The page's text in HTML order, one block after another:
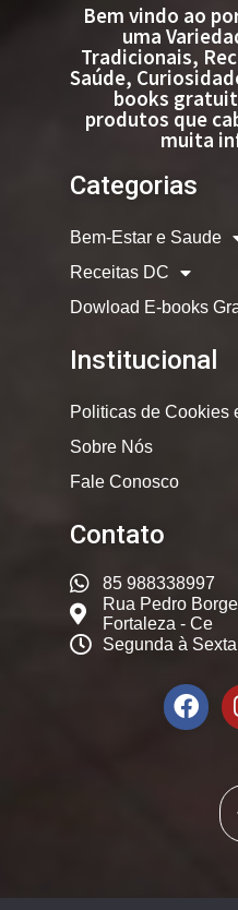
Bem vindo ao
uma
Tradicionais,
Saúde,
books
produtos que
muita
Categorias
Bem-Estar e Saude
Receitas DC
Dowload E-books
Institucional
Politicas de Cookies
Sobre Nós
Fale Conosco
Contato
85 988338997
Rua Pedro
Fortaleza - Ce
Segunda à